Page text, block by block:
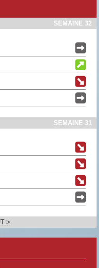
SEMAINE 32
SEMAINE 31
>